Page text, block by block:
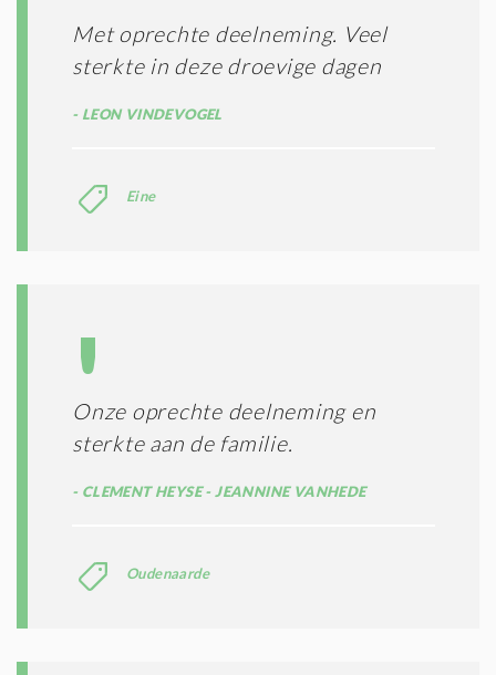
Met oprechte deelneming. Veel
sterkte in deze droevige dagen
LEON VINDEVOGEL
Eine
Onze oprechte deelneming en
sterkte aan de familie.
CLEMENT HEYSE - JEANNINE VANHEDE
Oudenaarde